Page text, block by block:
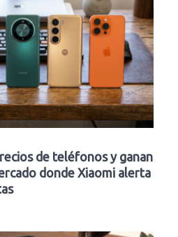
de teléfonos y ganan
donde Xiaomi alerta